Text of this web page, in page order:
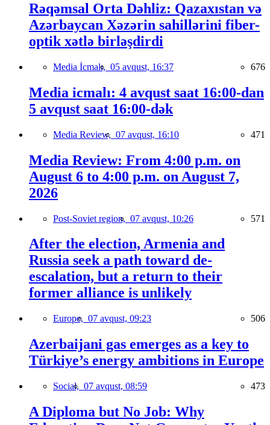
Rəqəmsal Orta Dəhliz: Qazaxıstan və
Azərbaycan Xəzərin sahillərini fiber-
optik xətlə birləşdirdi
Media İcmalı, 05 avqust, 16:37 676
Media icmalı: 4 avqust saat 16:00-dan
5 avqust saat 16:00-dək
Media Review, 07 avqust, 16:10 471
Media Review: From 4:00 p.m. on
August 6 to 4:00 p.m. on August 7,
2026
Post-Soviet region, 07 avqust, 10:26 571
After the election, Armenia and
Russia seek a path toward de-
escalation, but a return to their
former alliance is unlikely
Europe, 07 avqust, 09:23 506
Azerbaijani gas emerges as a key to
Türkiye’s energy ambitions in Europe
Social, 07 avqust, 08:59 473
A Diploma but No Job: Why